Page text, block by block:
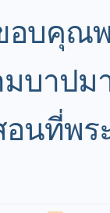
บคุณพ
บาปม
นที่พร